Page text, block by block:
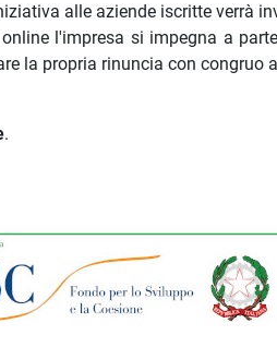
alle aziende iscritte verrà
l'impresa si impegna a
la propria rinuncia con
.